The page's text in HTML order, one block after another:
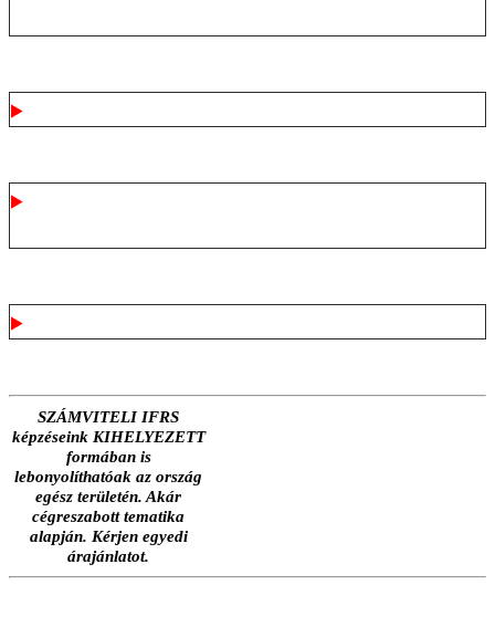
SZÁMVITELI IFRS
képzéseink KIHELYEZETT
formában is
lebonyolíthatóak az ország
egész területén. Akár
cégreszabott tematika
alapján. Kérjen egyedi
árajánlatot.